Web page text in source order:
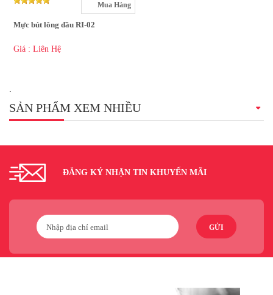
Mua Hàng
Mực bút lông dầu RI-02
Giá : Liên Hệ
.
SẢN PHẨM XEM NHIỀU
ĐĂNG KÝ NHẬN TIN KHUYẾN MÃI
GỬI